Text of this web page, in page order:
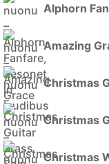
Alphorn
Amazing
Christmas
Christmas
Christmas